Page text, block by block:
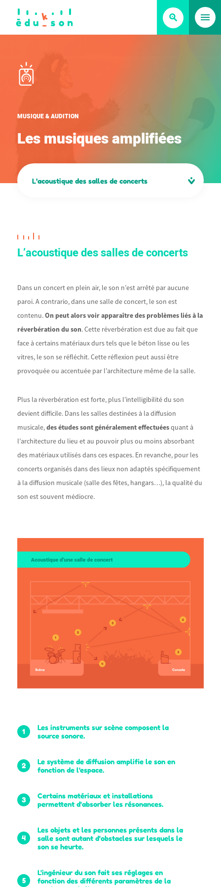
MUSIQUE & AUDITION
Lesmusiquesamplifiées
L’acoustique des salles de concerts
L’acoustique des salles de concerts
Dans un concert en plein air, le son n’est arrêté par aucune
paroi. A contrario, dans une salle de concert, le son est
contenu.On peut alors voir apparaître des problèmes liés à la
réverbération du son. Cette réverbération est due au fait que
face à certains matériaux durs tels que le béton lisse ou les
vitres, le son se réfléchit. Cette réflexion peut aussi être
provoquée ou accentuée par l’architecture même de la salle.
Plus la réverbération est forte, plus l’intelligibilité du son
devient difficile. Dans les salles destinées à la diffusion
musicale,des études sont généralement effectuéesquant à
l’architecture du lieu et au pouvoir plus ou moins absorbant
des matériaux utilisés dans ces espaces. En revanche, pour les
concerts organisés dans des lieux non adaptés spécifiquement
à la diffusion musicale (salle des fêtes, hangars…), la qualité du
son est souvent médiocre.
1
Les instruments sur scène composent la
source sonore.
2
Le système de diffusion amplifie le son en
fonction de l'espace.
3
Certains matériaux et installations
permettent d'absorber les résonances.
4
Les objets et les personnes présents dans la
salle sont autant d'obstacles sur lesquels le
son se heurte.
5
L'ingénieur du son fait ses réglages en
fonction des différents paramètres de la